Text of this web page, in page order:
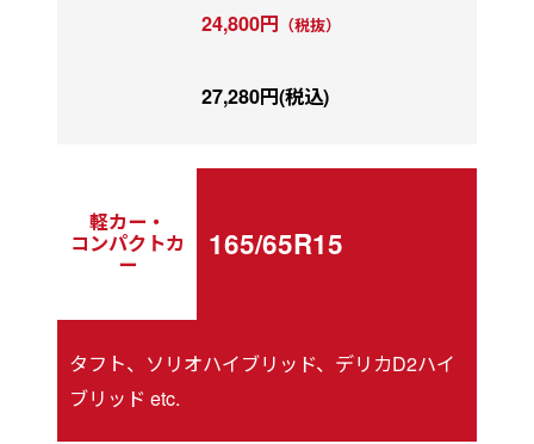
24,800円 （税抜）
27,280円(税込)
軽カー・
コンパクトカ
ー
165/65R15
タフト、ソリオハイブリッド、デリカD2ハイ
ブリッド etc.